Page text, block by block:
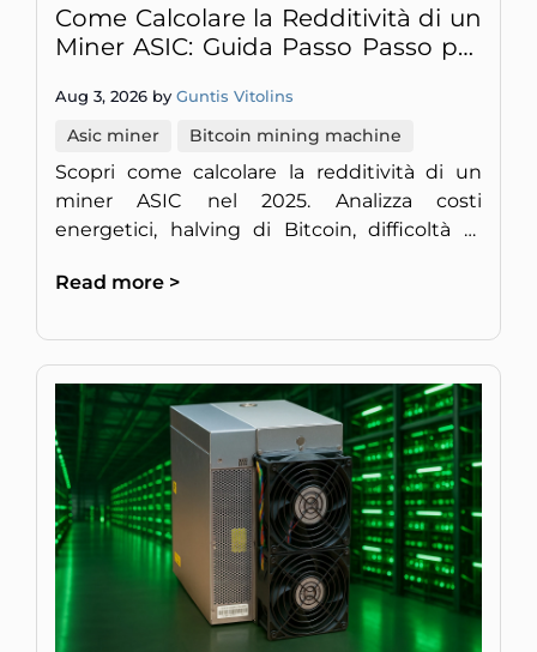
Come Calcolare la Redditività di un
Miner ASIC: Guida Passo Passo per
Aug 3, 2026 by Guntis Vitolins
Asic miner Bitcoin mining machine
Scopri come calcolare la redditività di un
miner ASIC nel 2025. Analizza costi
energetici, halving di Bitcoin, difficoltà di
massimizzare il tuo ROI.
Read more >